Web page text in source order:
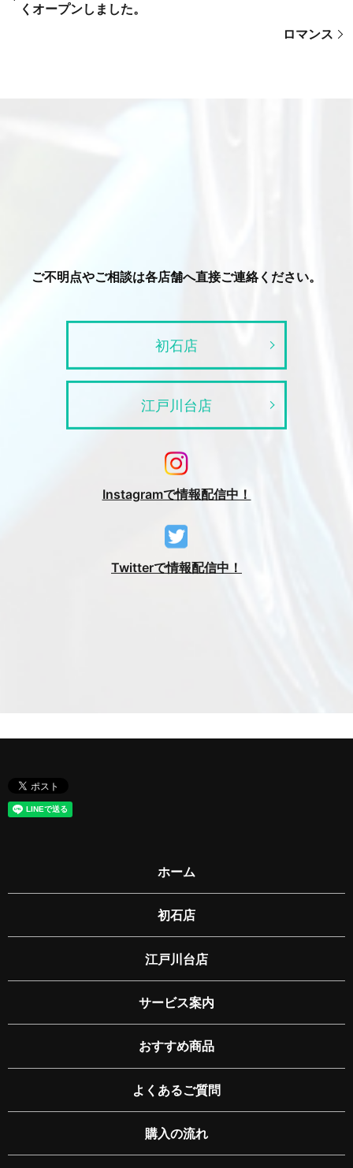
くオープンしました。
ロマンス
ご不明点やご相談は各店舗へ直接ご連絡ください。
初石店
江戸川台店
Instagramで情報配信中！
Twitterで情報配信中！
ホーム
初石店
江戸川台店
サービス案内
おすすめ商品
よくあるご質問
購入の流れ